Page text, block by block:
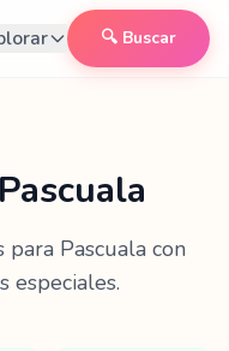
🔍 Buscar
Pascuala
para Pascuala con
especiales.